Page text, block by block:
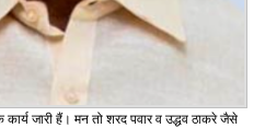
जारी हैं। मन तो शरद पवार व उद्धव ठाकरे जैसे